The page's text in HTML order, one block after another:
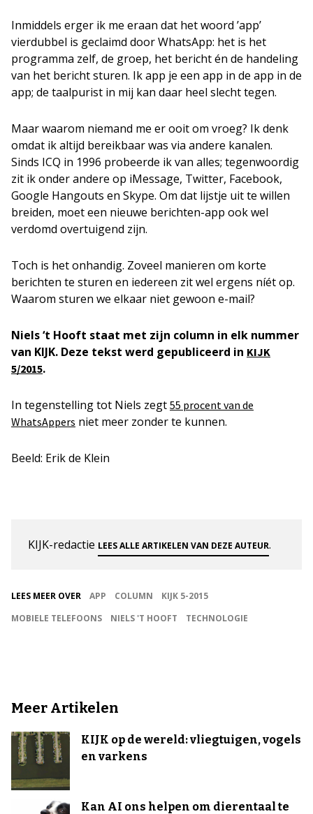
Inmiddels erger ik me eraan dat het woord ’app’
vierdubbel is geclaimd door WhatsApp: het is het
programma zelf, de groep, het bericht én de handeling
van het bericht sturen. Ik app je een app in de app in de
app; de taalpurist in mij kan daar heel slecht tegen.
Maar waarom niemand me er ooit om vroeg? Ik denk
omdat ik altijd bereikbaar was via andere kanalen.
Sinds ICQ in 1996 probeerde ik van alles; tegenwoordig
zit ik onder andere op iMessage, Twitter, Facebook,
Google Hangouts en Skype. Om dat lijstje uit te willen
breiden, moet een nieuwe berichten-app ook wel
verdomd overtuigend zijn.
Toch is het onhandig. Zoveel manieren om korte
berichten te sturen en iedereen zit wel ergens níét op.
Waarom sturen we elkaar niet gewoon e-mail?
Niels ‘t Hooft staat met zijn column in elk nummer
van KIJK. Deze tekst werd gepubliceerd in KIJK
5/2015.
In tegenstelling tot Niels zegt 55 procent van de
WhatsAppers niet meer zonder te kunnen.
Beeld: Erik de Klein
KIJK-redactie LEES ALLE ARTIKELEN VAN DEZE AUTEUR.
LEES MEER OVER APP COLUMN
KIJK 5-2015
MOBIELE TELEFOONS
NIELS 'T HOOFT TECHNOLOGIE
Meer Artikelen
KIJK op de wereld: vliegtuigen, vogels
en varkens
Kan AI ons helpen om dierentaal te